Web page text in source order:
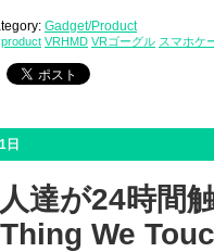
Gadget/Product
product VRHMD VRゴーグル スマホケ
日
達が24時間
We